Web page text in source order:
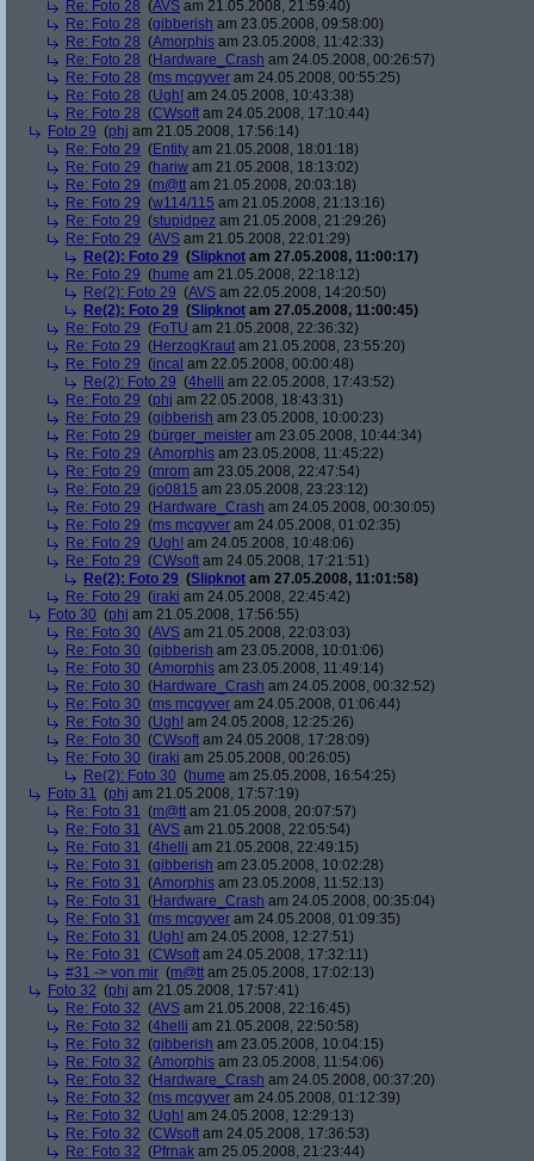
Re: Foto 28 (AVS am 21.05.2008, 21:59:40)
Re: Foto 28 (gibberish am 23.05.2008, 09:58:00)
Re: Foto 28 (Amorphis am 23.05.2008, 11:42:33)
Re: Foto 28 (Hardware_Crash am 24.05.2008, 00:26:57)
Re: Foto 28 (ms mcgyver am 24.05.2008, 00:55:25)
Re: Foto 28 (Ugh! am 24.05.2008, 10:43:38)
Re: Foto 28 (CWsoft am 24.05.2008, 17:10:44)
Foto 29 (phj am 21.05.2008, 17:56:14)
Re: Foto 29 (Entity am 21.05.2008, 18:01:18)
Re: Foto 29 (hariw am 21.05.2008, 18:13:02)
Re: Foto 29 (m@tt am 21.05.2008, 20:03:18)
Re: Foto 29 (w114/115 am 21.05.2008, 21:13:16)
Re: Foto 29 (stupidpez am 21.05.2008, 21:29:26)
Re: Foto 29 (AVS am 21.05.2008, 22:01:29)
Re(2): Foto 29 (Slipknot am 27.05.2008, 11:00:17)
Re: Foto 29 (hume am 21.05.2008, 22:18:12)
Re(2): Foto 29 (AVS am 22.05.2008, 14:20:50)
Re(2): Foto 29 (Slipknot am 27.05.2008, 11:00:45)
Re: Foto 29 (FoTU am 21.05.2008, 22:36:32)
Re: Foto 29 (HerzogKraut am 21.05.2008, 23:55:20)
Re: Foto 29 (incal am 22.05.2008, 00:00:48)
Re(2): Foto 29 (4helli am 22.05.2008, 17:43:52)
Re: Foto 29 (phj am 22.05.2008, 18:43:31)
Re: Foto 29 (gibberish am 23.05.2008, 10:00:23)
Re: Foto 29 (bürger_meister am 23.05.2008, 10:44:34)
Re: Foto 29 (Amorphis am 23.05.2008, 11:45:22)
Re: Foto 29 (mrom am 23.05.2008, 22:47:54)
Re: Foto 29 (jo0815 am 23.05.2008, 23:23:12)
Re: Foto 29 (Hardware_Crash am 24.05.2008, 00:30:05)
Re: Foto 29 (ms mcgyver am 24.05.2008, 01:02:35)
Re: Foto 29 (Ugh! am 24.05.2008, 10:48:06)
Re: Foto 29 (CWsoft am 24.05.2008, 17:21:51)
Re(2): Foto 29 (Slipknot am 27.05.2008, 11:01:58)
Re: Foto 29 (iraki am 24.05.2008, 22:45:42)
Foto 30 (phj am 21.05.2008, 17:56:55)
Re: Foto 30 (AVS am 21.05.2008, 22:03:03)
Re: Foto 30 (gibberish am 23.05.2008, 10:01:06)
Re: Foto 30 (Amorphis am 23.05.2008, 11:49:14)
Re: Foto 30 (Hardware_Crash am 24.05.2008, 00:32:52)
Re: Foto 30 (ms mcgyver am 24.05.2008, 01:06:44)
Re: Foto 30 (Ugh! am 24.05.2008, 12:25:26)
Re: Foto 30 (CWsoft am 24.05.2008, 17:28:09)
Re: Foto 30 (iraki am 25.05.2008, 00:26:05)
Re(2): Foto 30 (hume am 25.05.2008, 16:54:25)
Foto 31 (phj am 21.05.2008, 17:57:19)
Re: Foto 31 (m@tt am 21.05.2008, 20:07:57)
Re: Foto 31 (AVS am 21.05.2008, 22:05:54)
Re: Foto 31 (4helli am 21.05.2008, 22:49:15)
Re: Foto 31 (gibberish am 23.05.2008, 10:02:28)
Re: Foto 31 (Amorphis am 23.05.2008, 11:52:13)
Re: Foto 31 (Hardware_Crash am 24.05.2008, 00:35:04)
Re: Foto 31 (ms mcgyver am 24.05.2008, 01:09:35)
Re: Foto 31 (Ugh! am 24.05.2008, 12:27:51)
Re: Foto 31 (CWsoft am 24.05.2008, 17:32:11)
#31 -> von mir (m@tt am 25.05.2008, 17:02:13)
Foto 32 (phj am 21.05.2008, 17:57:41)
Re: Foto 32 (AVS am 21.05.2008, 22:16:45)
Re: Foto 32 (4helli am 21.05.2008, 22:50:58)
Re: Foto 32 (gibberish am 23.05.2008, 10:04:15)
Re: Foto 32 (Amorphis am 23.05.2008, 11:54:06)
Re: Foto 32 (Hardware_Crash am 24.05.2008, 00:37:20)
Re: Foto 32 (ms mcgyver am 24.05.2008, 01:12:39)
Re: Foto 32 (Ugh! am 24.05.2008, 12:29:13)
Re: Foto 32 (CWsoft am 24.05.2008, 17:36:53)
Re: Foto 32 (Pfrnak am 25.05.2008, 21:23:44)